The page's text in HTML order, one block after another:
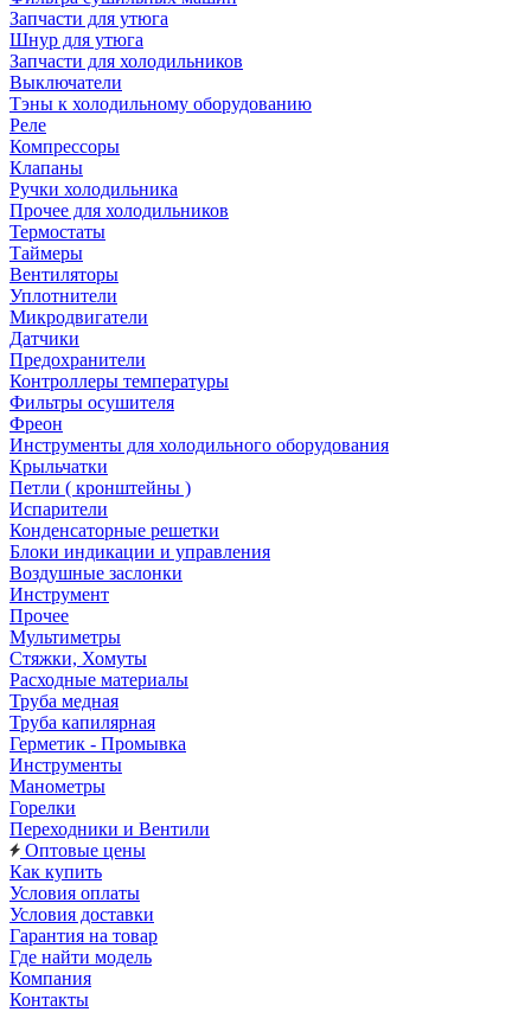
Запчасти для утюга
Шнур для утюга
Запчасти для холодильников
Выключатели
Тэны к холодильному оборудованию
Реле
Компрессоры
Клапаны
Ручки холодильника
Прочее для холодильников
Термостаты
Таймеры
Вентиляторы
Уплотнители
Микродвигатели
Датчики
Предохранители
Контроллеры температуры
Фильтры осушителя
Фреон
Инструменты для холодильного оборудования
Крыльчатки
Петли ( кронштейны )
Испарители
Конденсаторные решетки
Блоки индикации и управления
Воздушные заслонки
Инструмент
Прочее
Мультиметры
Стяжки, Хомуты
Расходные материалы
Труба медная
Труба капилярная
Герметик - Промывка
Инструменты
Манометры
Горелки
Переходники и Вентили
Оптовые цены
Как купить
Условия оплаты
Условия доставки
Гарантия на товар
Где найти модель
Компания
Контакты